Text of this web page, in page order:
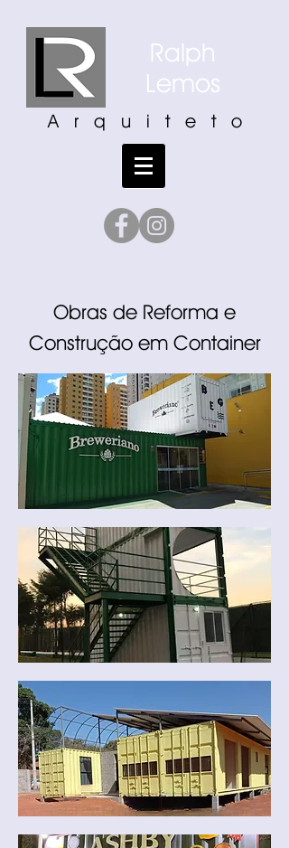
Ralph
Lemos
A r q u i t e t o
Obras de Reforma e
Construção em Container